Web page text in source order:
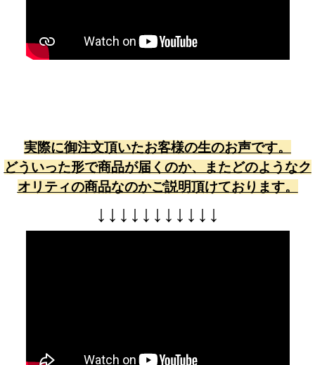
実際に御注文頂いたお客様の生のお声です。
どういった形で商品が届くのか、またどのようなク
オリティの商品なのかご説明頂けております。
↓ ↓ ↓ ↓ ↓ ↓ ↓ ↓ ↓ ↓ ↓